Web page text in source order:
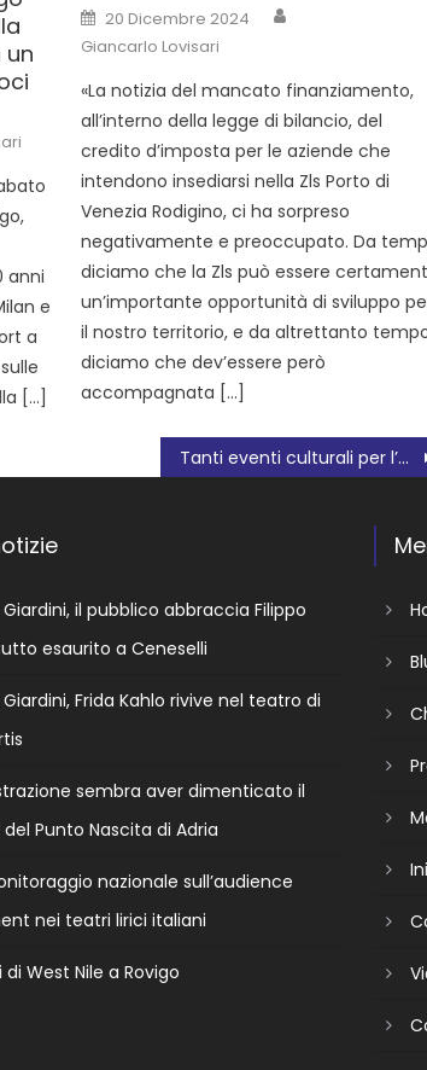
un
anni
e
a
[…]
20 Dicembre 2024
Giancarlo Lovisari
«La notizia del mancato finanziamento,
all’interno della legge di bilancio, del
credito d’imposta per le aziende che
intendono insediarsi nella Zls Porto di
Venezia Rodigino, ci ha sorpreso
negativamente e preoccupato. Da
diciamo che la Zls può essere
un’importante opportunità di sviluppo
il nostro territorio, e da altrettanto
diciamo che dev’essere però
accompagnata […]
Tanti eventi culturali per l’estate 2023
Giardini, il pubblico abbraccia Filippo
esaurito a Ceneselli
Giardini, Frida Kahlo rivive nel teatro di
sembra aver dimenticato il
Punto Nascita di Adria
nazionale sull’audience
nei teatri lirici italiani
di West Nile a Rovigo